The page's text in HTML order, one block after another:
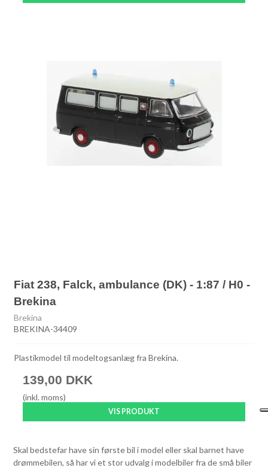
Fiat 238, Falck, ambulance (DK) - 1:87 / H0 -
Brekina
Brekina
BREKINA-34409
Plastikmodel til modeltogsanlæg fra Brekina.
139,00 DKK
(inkl. moms)
VIS PRODUKT
Skal bedstefar have sin første bil i model eller skal barnet have
drømmebilen, så har vi et stor udvalg i modelbiler fra de små biler